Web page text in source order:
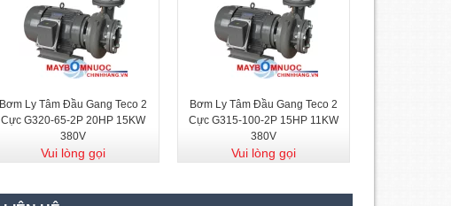
Bơm Ly Tâm Đầu Gang Teco 2
Cực G320-65-2P 20HP 15KW
380V
Vui lòng gọi
Bơm Ly Tâm Đầu Gang Teco 2
Cực G315-100-2P 15HP 11KW
380V
Vui lòng gọi